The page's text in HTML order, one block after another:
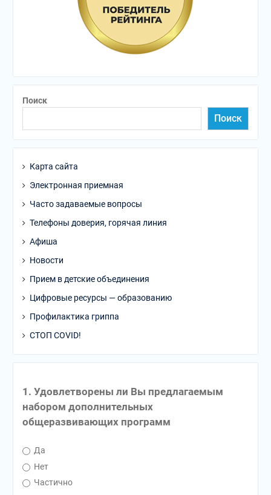
Поиск
Поиск
Карта сайта
Электронная приемная
Часто задаваемые вопросы
Телефоны доверия, горячая линия
Афиша
Новости
Прием в детские объединения
Цифровые ресурсы — образованию
Профилактика гриппа
СТОП COVID!
1. Удовлетворены ли Вы предлагаемым
набором дополнительных
общеразвивающих программ
Да
Нет
Частично